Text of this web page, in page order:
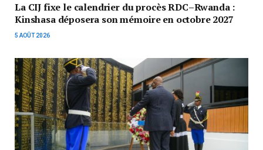
La CIJ fixe le calendrier du procès RDC–Rwanda :
Kinshasa déposera son mémoire en octobre 2027
5 AOÛT 2026